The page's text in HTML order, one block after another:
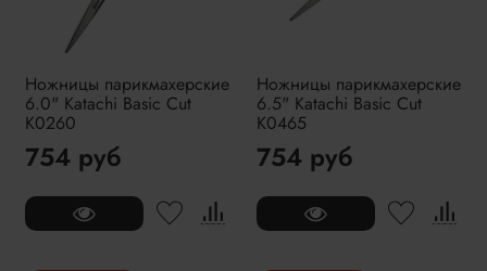
Ножницы парикмахерские
6.0" Katachi Basic Cut
K0260
754 руб
Ножницы парикмахерские
6.5" Katachi Basic Cut
K0465
754 руб